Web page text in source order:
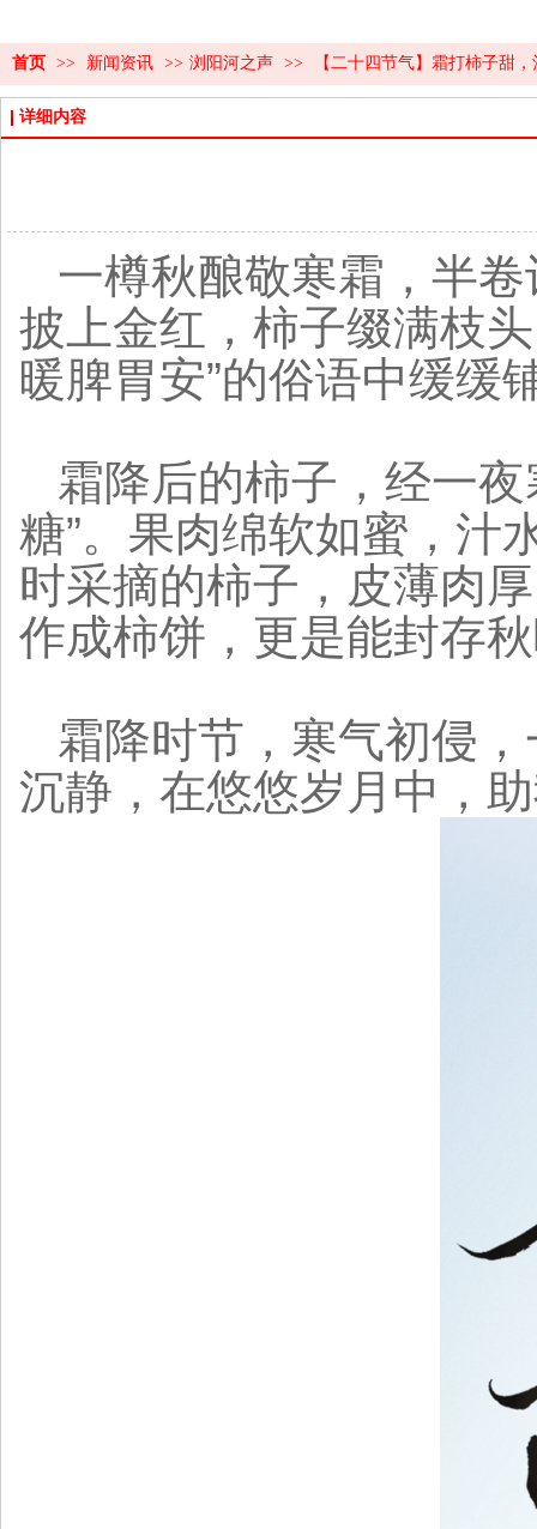
首页 >> 新闻资讯 >> 浏阳河之声 >> 【二十四节气】霜打柿子甜
详细内容
一樽秋酿敬寒霜，半
披上金红，柿子缀满枝
暖脾胃安”的俗语中缓缓
霜降后的柿子，经一
糖”。果肉绵软如蜜，汁
时采摘的柿子，皮薄肉
作成柿饼，更是能封存
霜降时节，寒气初侵
沉静，在悠悠岁月中，